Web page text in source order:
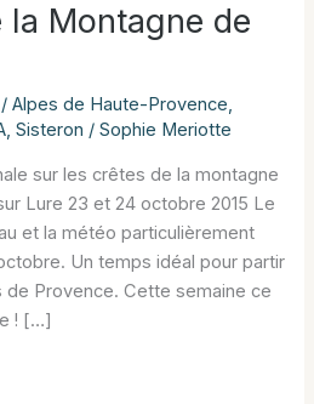
la Montagne de
/Alpes de Haute-Provence,
,Sisteron /Sophie Meriotte
sur les crêtes de la montagne
Lure 23 et 24 octobre 2015 Le
et la météo particulièrement
Un temps idéal pour partir
Provence. Cette semaine ce
! […]